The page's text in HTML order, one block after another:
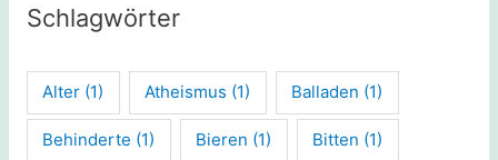
Schlagwörter
Alter (1) Atheismus (1) Balladen (1)
Behinderte (1) Bieren (1) Bitten (1)